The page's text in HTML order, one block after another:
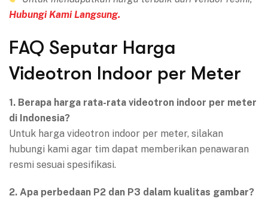
Hubungi Kami Langsung.
FAQ Seputar Harga
Videotron Indoor per Meter
1. Berapa harga rata-rata videotron indoor per meter
di Indonesia?
Untuk harga videotron indoor per meter, silakan
hubungi kami agar tim dapat memberikan penawaran
resmi sesuai spesifikasi.
2. Apa perbedaan P2 dan P3 dalam kualitas gambar?